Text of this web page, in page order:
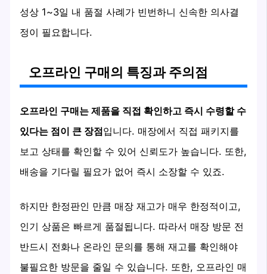
성상 1~3일 내 품절 사례가 빈번하니 신속한 의사결
정이 필요합니다.
오프라인 구매의 특징과 주의점
오프라인 구매는 제품을 직접 확인하고 즉시 수령할 수
있다는 점이 큰 장점입니다. 매장에서 직접 패키지를
보고 상태를 확인할 수 있어 신뢰도가 높습니다. 또한,
배송을 기다릴 필요가 없어 즉시 소장할 수 있죠.
하지만 한정판인 만큼 매장 재고가 매우 한정적이고,
인기 상품은 빠르게 품절됩니다. 따라서 매장 방문 전
반드시 전화나 온라인 문의를 통해 재고를 확인해야
불필요한 방문을 줄일 수 있습니다. 또한, 오프라인 매